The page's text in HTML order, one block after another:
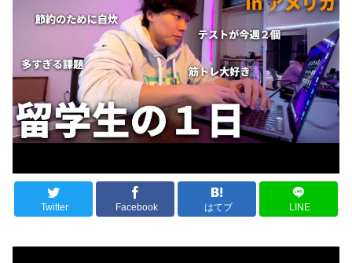
Twitter Facebook はてブ LINE